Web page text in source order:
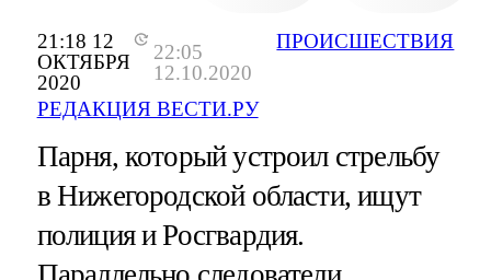
21:18 12
ОКТЯБРЯ
2020
22:05
12.10.2020
РЕДАКЦИЯ ВЕСТИ.РУ
ПРОИСШЕСТВИЯ
Парня, который устроил стрельбу
в Нижегородской области, ищут
полиция и Росгвардия.